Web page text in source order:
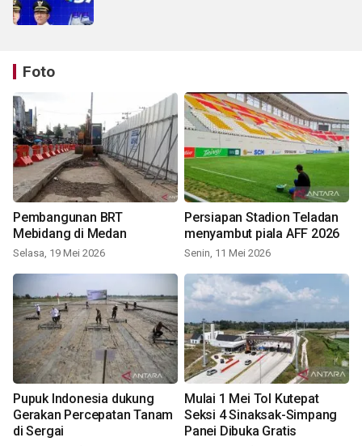
Foto
Pembangunan BRT
Mebidang di Medan
Selasa, 19 Mei 2026
Persiapan Stadion Teladan
menyambut piala AFF 2026
Senin, 11 Mei 2026
Pupuk Indonesia dukung
Gerakan Percepatan Tanam
di Sergai
Mulai 1 Mei Tol Kutepat
Seksi 4 Sinaksak-Simpang
Panei Dibuka Gratis